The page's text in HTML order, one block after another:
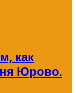
как
Юрово.